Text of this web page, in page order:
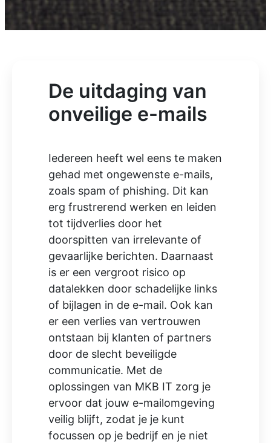
De uitdaging van
onveilige e-mails
Iedereen heeft wel eens te maken
gehad met ongewenste e-mails,
zoals spam of phishing. Dit kan
erg frustrerend werken en leiden
tot tijdverlies door het
doorspitten van irrelevante of
gevaarlijke berichten. Daarnaast
is er een vergroot risico op
datalekken door schadelijke links
of bijlagen in de e-mail. Ook kan
er een verlies van vertrouwen
ontstaan bij klanten of partners
door de slecht beveiligde
communicatie. Met de
oplossingen van MKB IT zorg je
ervoor dat jouw e-mailomgeving
veilig blijft, zodat je je kunt
focussen op je bedrijf en je niet